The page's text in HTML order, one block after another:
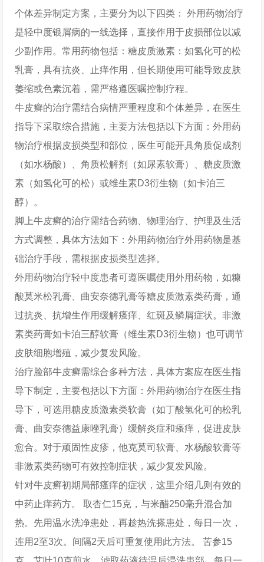
个体差异制定方案，主要分为以下四类： 外用药物治疗
是轻中度银屑病的一线选择，直接作用于皮损部位以减
少副作用。常用药物包括：糖皮质激素：如氢化可的松
乳膏，具有抗炎、止痒作用，但长期使用可能导致皮肤
萎缩或色素沉着，需严格遵医嘱控制疗程。
牛皮癣的治疗需结合病情严重程度和个体差异，在医生
指导下采取综合措施，主要方法包括以下方面：外用药
物治疗根据皮损类型和部位，医生可能开具角质促成剂
（如水杨酸）、角质松解剂（如尿素软膏）、糖皮质激
素（如氢化可的松）或维生素D3衍生物（如卡泊三
醇）。
脚上牛皮癣的治疗需结合药物、物理治疗、护理及生活
方式调整，具体方法如下：外用药物治疗外用药物是基
础治疗手段，需根据皮损类型选择。
外用药物治疗轻中度患者可遵医嘱使用外用药物，如糠
酸莫米松乳膏、曲安奈德乳膏等糖皮质激素类药膏，通
过抗炎、抗增生作用缓解瘙痒、红斑及鳞屑症状。非激
素类药膏如卡泊三醇软膏（维生素D3衍生物）也可调节
皮肤细胞增殖，减少复发风险。
治疗脸部牛皮癣需综合多种方法，具体方案应在医生指
导下制定，主要包括以下方面：外用药物治疗在医生指
导下，可选用糖皮质激素类软膏（如丁酸氢化可的松乳
膏、曲安奈德益康唑乳膏）缓解炎症和瘙痒，促进皮肤
愈合。对于顽固性皮疹，他克莫司软膏、水杨酸软膏等
非激素类药物可有效控制症状，减少复发风险。
针对牛皮癣初期局部瘙痒的症状，这里介绍几则有效的
中药止痒药方。 取杏仁15克，与米醋250毫升混合加
热。先用温水洗净患处，再趁热洗搽患处，每日一次，
连用2至3次。间隔2天后可重复使用此方法。 苦参15